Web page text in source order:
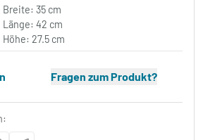
Breite: 35 cm
Länge: 42 cm
Höhe: 27.5 cm
Fragen zum Produkt?